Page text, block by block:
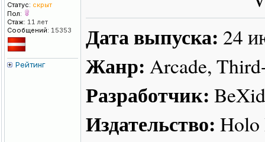
Статус: скрыт
Пол:
Стаж: 11 лет
Сообщений: 15353
Рейтинг
Дата выпуска: 24
Жанр: Arcade,
Разработчик:
Издательство: Holo